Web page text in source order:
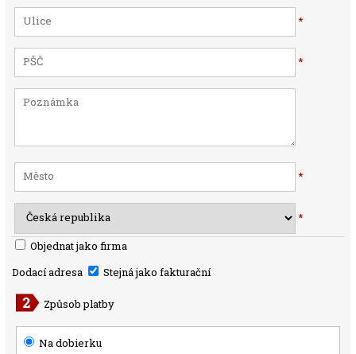
*
*
*
*
Objednat jako firma
Dodací adresa
Stejná jako fakturační
Způsob platby
Na dobierku